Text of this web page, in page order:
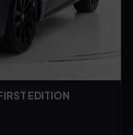
EDITION